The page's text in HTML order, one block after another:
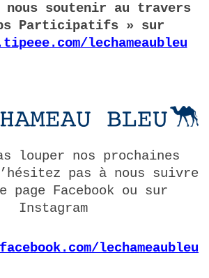
nous soutenir au travers
Participatifs » sur
lechameaubleu
louper nos prochaines
pas à nous suivre
page Facebook ou sur
Instagram